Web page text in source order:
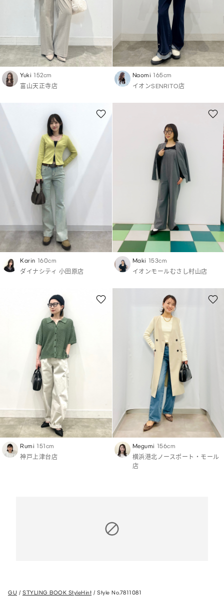
Yuki 152cm
富山天正寺店
Naomi 165cm
イオンSENRITO店
Karin 160cm
ダイナシティ 小田原店
Maki 153cm
イオンモールむさし村山店
Rumi 151cm
神戸上津台店
Megumi 156cm
横浜港北ノースポート・モール
店
GU STYLING BOOK StyleHint Style No.7811081